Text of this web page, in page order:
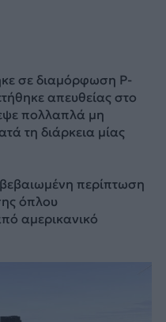
σε διαμόρφωση P-
απευθείας στο
πολλαπλά μη
τη διάρκεια μίας
περίπτωση
όπλου
αμερικανικό